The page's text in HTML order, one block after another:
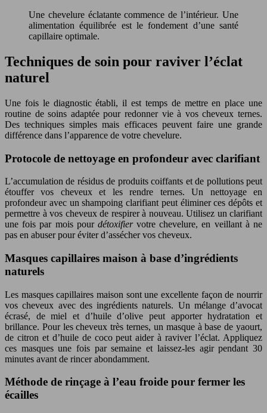
Une chevelure éclatante commence de l’intérieur. Une
alimentation équilibrée est le fondement d’une santé
capillaire optimale.
Techniques de soin pour raviver l’éclat
naturel
Une fois le diagnostic établi, il est temps de mettre en place une
routine de soins adaptée pour redonner vie à vos cheveux ternes.
Des techniques simples mais efficaces peuvent faire une grande
différence dans l’apparence de votre chevelure.
Protocole de nettoyage en profondeur avec clarifiant
L’accumulation de résidus de produits coiffants et de pollutions peut
étouffer vos cheveux et les rendre ternes. Un nettoyage en
profondeur avec un shampoing clarifiant peut éliminer ces dépôts et
permettre à vos cheveux de respirer à nouveau. Utilisez un clarifiant
une fois par mois pour détoxifiervotre chevelure, en veillant à ne
pas en abuser pour éviter d’assécher vos cheveux.
Masques capillaires maison à base d’ingrédients
naturels
Les masques capillaires maison sont une excellente façon de nourrir
vos cheveux avec des ingrédients naturels. Un mélange d’avocat
écrasé, de miel et d’huile d’olive peut apporter hydratation et
brillance. Pour les cheveux très ternes, un masque à base de yaourt,
de citron et d’huile de coco peut aider à raviver l’éclat. Appliquez
ces masques une fois par semaine et laissez-les agir pendant 30
minutes avant de rincer abondamment.
Méthode de rinçage à l’eau froide pour fermer les
écailles